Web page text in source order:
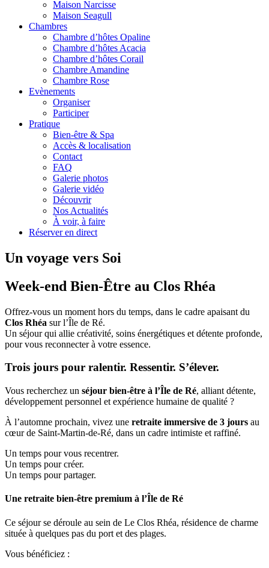
Maison Narcisse
Maison Seagull
Chambres
Chambre d’hôtes Opaline
Chambre d’hôtes Acacia
Chambre d’hôtes Corail
Chambre Amandine
Chambre Rose
Evènements
Organiser
Participer
Pratique
Bien-être & Spa
Accès & localisation
Contact
FAQ
Galerie photos
Galerie vidéo
Découvrir
Nos Actualités
À voir, à faire
Réserver en direct
Un voyage vers Soi
Week-end Bien-Être au Clos Rhéa
Offrez-vous un moment hors du temps, dans le cadre apaisant du
Clos Rhéa sur l’Île de Ré.
Un séjour qui allie créativité, soins énergétiques et détente profonde,
pour vous reconnecter à votre essence.
Trois jours pour ralentir. Ressentir. S’élever.
Vous recherchez un séjour bien-être à l’Île de Ré, alliant détente,
développement personnel et expérience humaine de qualité ?
À l’automne prochain, vivez une retraite immersive de 3 jours au
cœur de Saint-Martin-de-Ré, dans un cadre intimiste et raffiné.
Un temps pour vous recentrer.
Un temps pour créer.
Un temps pour partager.
Une retraite bien-être premium à l’Île de Ré
Ce séjour se déroule au sein de Le Clos Rhéa, résidence de charme
située à quelques pas du port et des plages.
Vous bénéficiez :